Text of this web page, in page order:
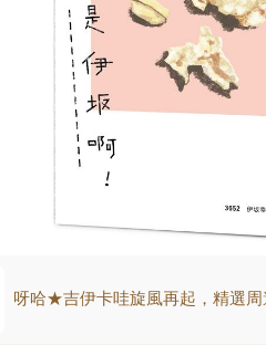
呀哈★吉伊卡哇旋風再起，精選周